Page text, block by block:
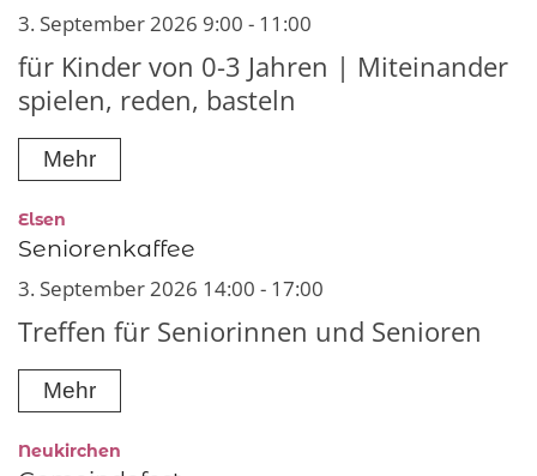
3. September 2026 9:00 - 11:00
für Kinder von 0-3 Jahren | Miteinander
spielen, reden, basteln
Mehr
Elsen
Seniorenkaffee
3. September 2026 14:00 - 17:00
Treffen für Seniorinnen und Senioren
Mehr
Neukirchen